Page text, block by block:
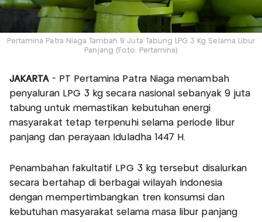
Pertamina Patra Niaga Tambah 9 Juta Tabung LPG 3 Kg Selama Libur
Panjang (Foto: Pertamina)
JAKARTA - PT Pertamina Patra Niaga menambah
penyaluran LPG 3 kg secara nasional sebanyak 9 juta
tabung untuk memastikan kebutuhan energi
masyarakat tetap terpenuhi selama periode libur
panjang dan perayaan Iduladha 1447 H.
Penambahan fakultatif LPG 3 kg tersebut disalurkan
secara bertahap di berbagai wilayah Indonesia
dengan mempertimbangkan tren konsumsi dan
kebutuhan masyarakat selama masa libur panjang